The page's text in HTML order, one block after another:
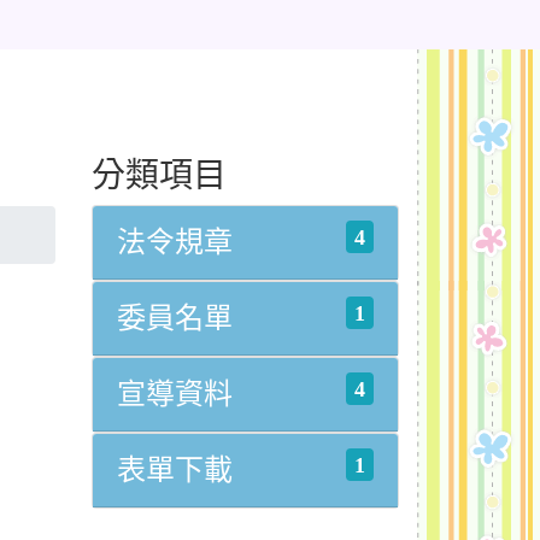
分類項目
4
法令規章
1
委員名單
4
宣導資料
1
表單下載